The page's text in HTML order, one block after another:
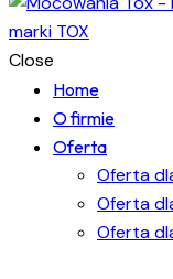
Close
Home
O firmie
Oferta
Oferta
Oferta
Oferta